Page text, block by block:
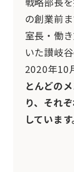
の創業前
室長・働
いた讃岐
2020年10
とんどの
り、それ
しています